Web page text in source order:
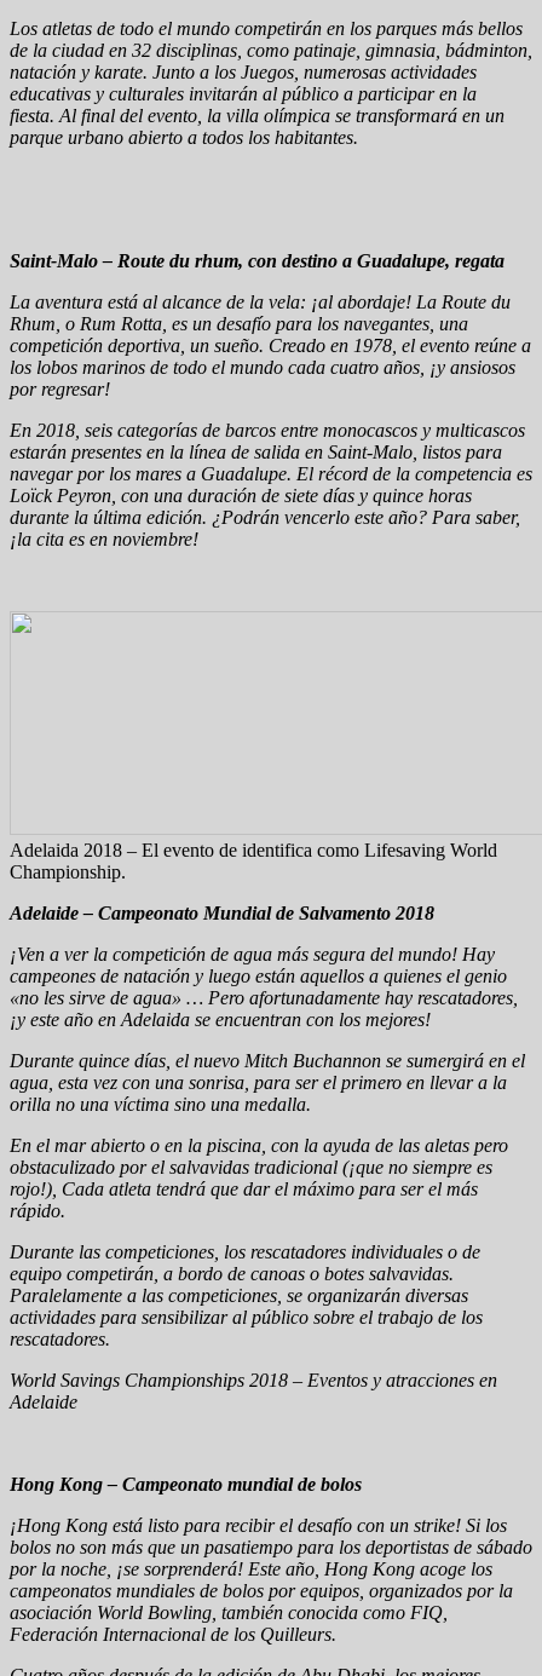
Los atletas de todo el mundo competirán en los parques más bellos
de la ciudad en 32 disciplinas, como patinaje, gimnasia, bádminton,
natación y karate. Junto a los Juegos, numerosas actividades
educativas y culturales invitarán al público a participar en la
fiesta. Al final del evento, la villa olímpica se transformará en un
parque urbano abierto a todos los habitantes.
Saint-Malo – Route du rhum, con destino a Guadalupe, regata
La aventura está al alcance de la vela: ¡al abordaje! La Route du
Rhum, o Rum Rotta, es un desafío para los navegantes, una
competición deportiva, un sueño. Creado en 1978, el evento reúne a
los lobos marinos de todo el mundo cada cuatro años, ¡y ansiosos
por regresar!
En 2018, seis categorías de barcos entre monocascos y multicascos
estarán presentes en la línea de salida en Saint-Malo, listos para
navegar por los mares a Guadalupe. El récord de la competencia es
Loïck Peyron, con una duración de siete días y quince horas
durante la última edición. ¿Podrán vencerlo este año? Para saber,
¡la cita es en noviembre!
Adelaida 2018 – El evento de identifica como Lifesaving World
Championship.
Adelaide – Campeonato Mundial de Salvamento 2018
¡Ven a ver la competición de agua más segura del mundo! Hay
campeones de natación y luego están aquellos a quienes el genio
«no les sirve de agua» … Pero afortunadamente hay rescatadores,
¡y este año en Adelaida se encuentran con los mejores!
Durante quince días, el nuevo Mitch Buchannon se sumergirá en el
agua, esta vez con una sonrisa, para ser el primero en llevar a la
orilla no una víctima sino una medalla.
En el mar abierto o en la piscina, con la ayuda de las aletas pero
obstaculizado por el salvavidas tradicional (¡que no siempre es
rojo!), Cada atleta tendrá que dar el máximo para ser el más
rápido.
Durante las competiciones, los rescatadores individuales o de
equipo competirán, a bordo de canoas o botes salvavidas.
Paralelamente a las competiciones, se organizarán diversas
actividades para sensibilizar al público sobre el trabajo de los
rescatadores.
World Savings Championships 2018 – Eventos y atracciones en
Adelaide
Hong Kong – Campeonato mundial de bolos
¡Hong Kong está listo para recibir el desafío con un strike! Si los
bolos no son más que un pasatiempo para los deportistas de sábado
por la noche, ¡se sorprenderá! Este año, Hong Kong acoge los
campeonatos mundiales de bolos por equipos, organizados por la
asociación World Bowling, también conocida como FIQ,
Federación Internacional de los Quilleurs.